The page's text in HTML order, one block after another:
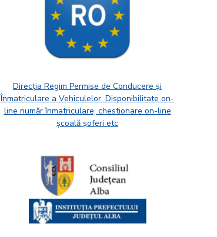
Direcția Regim Permise de Conducere și
Înmatriculare a Vehiculelor. Disponibilitate on-
line număr înmatriculare, chestionare on-line
școală șoferi etc